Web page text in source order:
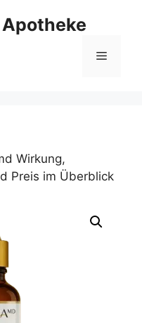
Menü
Wirkung,
Preis im Überblick